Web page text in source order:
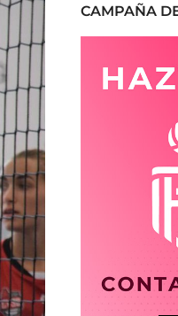
CAMPAÑA